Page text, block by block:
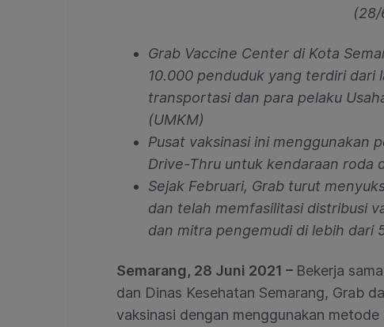
(28/
Grab Vaccine Center di Kota
10.000 penduduk yang terdiri dari
transportasi dan para pelaku
(UMKM)
Pusat vaksinasi ini menggunakan
Drive-Thru untuk kendaraan roda
Sejak Februari, Grab turut
dan telah memfasilitasi distribusi
dan mitra pengemudi di lebih dari
Semarang, 28 Juni 2021 – Bekerja
dan Dinas Kesehatan Semarang, Grab
vaksinasi dengan menggunakan metode